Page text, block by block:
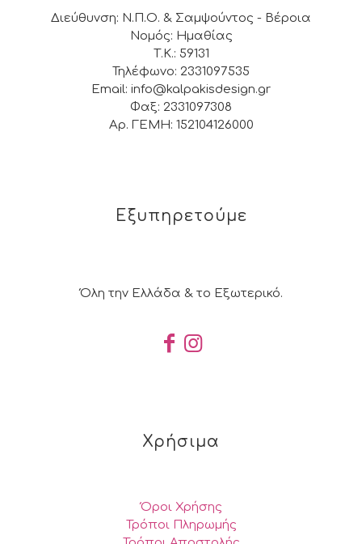
Διεύθυνση: Ν.Π.Ο. & Σαμψούντος - Βέροια
Νομός: Ημαθίας
Τ.Κ.: 59131
Τηλέφωνο: 2331097535
Email: info@kalpakisdesign.gr
Φαξ: 2331097308
Αρ. ΓΕΜΗ: 152104126000
Εξυπηρετούμε
Όλη την Ελλάδα & το Εξωτερικό.
Χρήσιμα
Όροι Χρήσης
Τρόποι Πληρωμής